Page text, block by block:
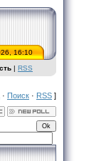
16:10
| RSS
· Поиск · RSS ]